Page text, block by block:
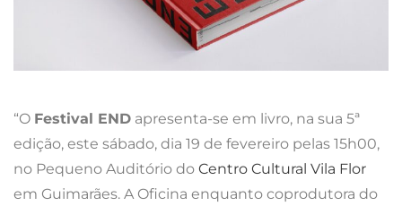
“O Festival END apresenta-se em livro, na sua 5ª
edição, este sábado, dia 19 de fevereiro pelas 15h00,
no Pequeno Auditório do Centro Cultural Vila Flor
em Guimarães. A Oficina enquanto coprodutora do